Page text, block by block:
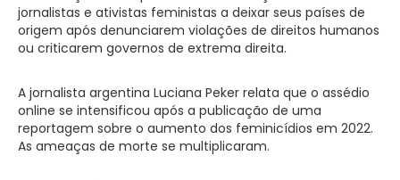
jornalistas e ativistas feministas a deixar seus países de
origem após denunciarem violações de direitos humanos
ou criticarem governos de extrema direita.
A jornalista argentina Luciana Peker relata que o assédio
online se intensificou após a publicação de uma
reportagem sobre o aumento dos feminicídios em 2022.
As ameaças de morte se multiplicaram.